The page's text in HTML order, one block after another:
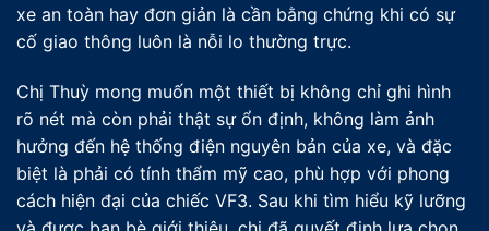
xe an toàn hay đơn giản là cần bằng chứng khi có sự
cố giao thông luôn là nỗi lo thường trực.
Chị Thuỳ mong muốn một thiết bị không chỉ ghi hình
rõ nét mà còn phải thật sự ổn định, không làm ảnh
hưởng đến hệ thống điện nguyên bản của xe, và đặc
biệt là phải có tính thẩm mỹ cao, phù hợp với phong
cách hiện đại của chiếc VF3. Sau khi tìm hiểu kỹ lưỡng